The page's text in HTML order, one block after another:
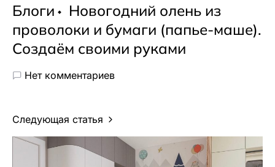
Блоги
Новогодний олень из
проволоки и бумаги (папье-маше).
Создаём своими руками
Нет комментариев
Следующая статья